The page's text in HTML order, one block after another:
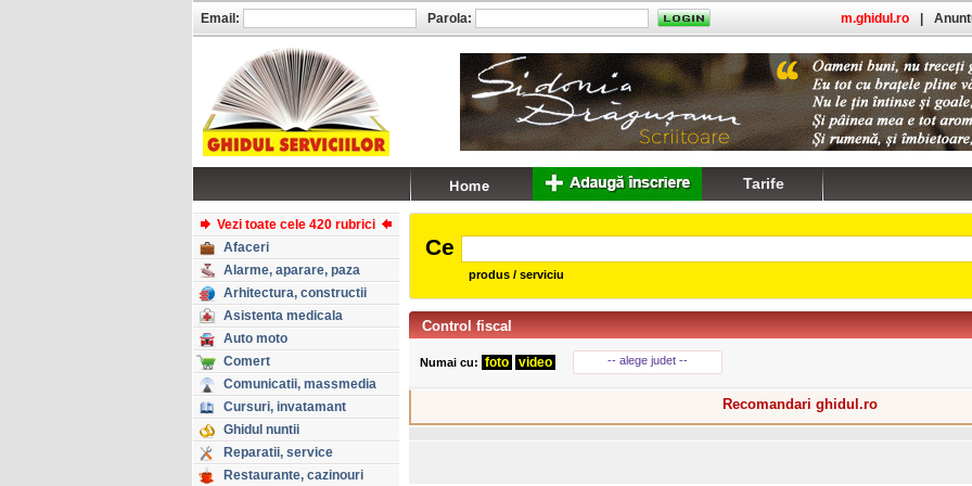
Vezi toate cele 420 rubrici
Afaceri
Alarme, aparare, paza
Arhitectura, constructii
Asistenta medicala
Auto moto
Comert
Comunicatii, massmedia
Cursuri, invatamant
Ghidul nuntii
Reparatii, service
Restaurante, cazinouri
Ce
produs / serviciu
Control fiscal
Numai cu: foto video -- alege judet --
Recomandari ghidul.ro
Email: Parola: m.ghidul.ro
Tarife